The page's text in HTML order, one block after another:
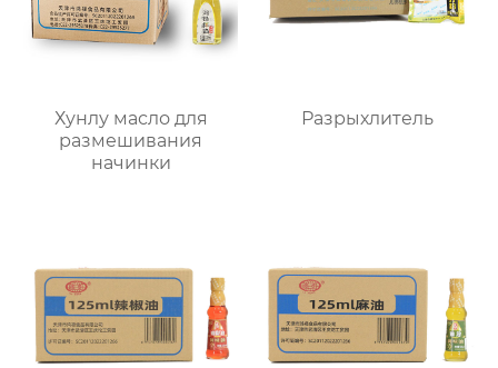
Хунлу масло для
размешивания
начинки
Разрыхлитель